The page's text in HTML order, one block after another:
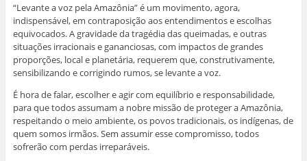
“Levante a voz pela Amazônia” é um movimento, agora,
indispensável, em contraposição aos entendimentos e escolhas
equivocados. A gravidade da tragédia das queimadas, e outras
situações irracionais e gananciosas, com impactos de grandes
proporções, local e planetária, requerem que, construtivamente,
sensibilizando e corrigindo rumos, se levante a voz.
É hora de falar, escolher e agir com equilíbrio e responsabilidade,
para que todos assumam a nobre missão de proteger a Amazônia,
respeitando o meio ambiente, os povos tradicionais, os indígenas, de
quem somos irmãos. Sem assumir esse compromisso, todos
sofrerão com perdas irreparáveis.